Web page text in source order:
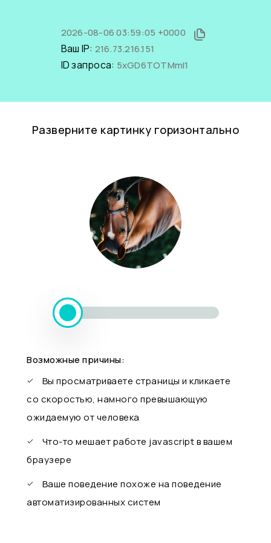
2026-08-06 03:59:05 +0000
Ваш IP: 216.73.216.151
ID запроса: 5xGD6TOTMmI1
Разверните картинку горизонтально
Возможные причины:
Вы просматриваете страницы и кликаете
со скоростью, намного превышающую
ожидаемую от человека
Что-то мешает работе javascript в вашем
браузере
Ваше поведение похоже на поведение
автоматизированных систем